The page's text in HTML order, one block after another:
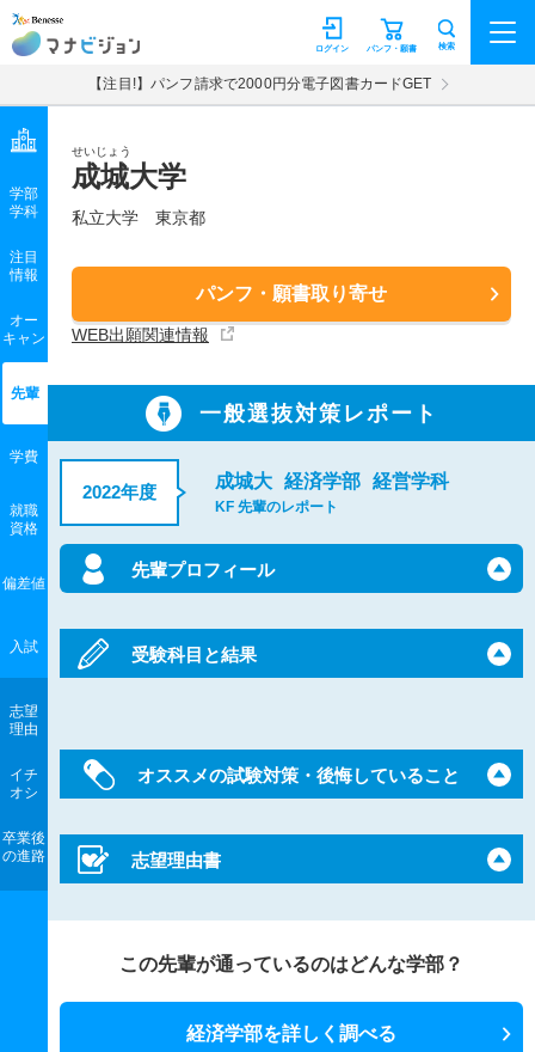
マナビジョン パンフ・願書
ログイン 検索
【注目!】パンフ請求で2000円分電子図書カードGET
せいじょう
成城大学
私立大学 東京都
パンフ・願書取り寄せ
WEB出願関連情報
学部
学科
注目
情報
オー
キャン
先輩
学費
就職
資格
偏差値
入試
志望
理由
イチ
オシ
卒業後
の進路
一般選抜対策レポート
2022年度
成城大 経済学部 経営学科
KF 先輩のレポート
先輩プロフィール
受験科目と結果
オススメの試験対策・後悔していること
志望理由書
この先輩が通っているのはどんな学部？
経済学部を詳しく調べる